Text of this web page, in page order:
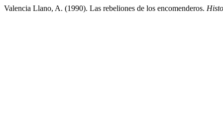
Valencia Llano, A. (1990). Las rebeliones de los encomenderos.